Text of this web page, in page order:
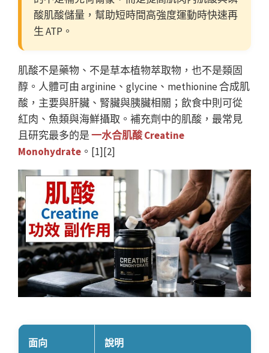
酸肌酸儲量，幫助短時間高強度運動時快速再
生 ATP。
肌酸不是藥物、不是草本植物萃取物，也不是類固
醇。人體可由 arginine、glycine、methionine 合成肌
酸，主要與肝臟、腎臟與胰臟相關；飲食中則可從
紅肉、魚類與海鮮攝取。補充劑中的肌酸，最常見
且研究最多的是一水合肌酸 Creatine
Monohydrate 。[1][2]
面向 說明